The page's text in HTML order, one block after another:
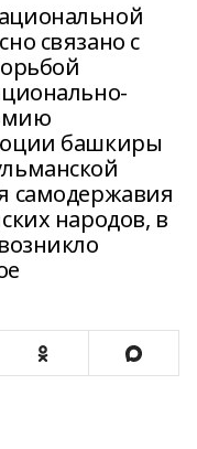
связано с
башкиры
самодержавия
народов, в